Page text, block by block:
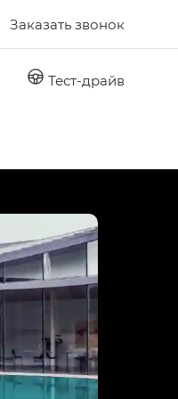
Заказать звонок
Тест-драйв